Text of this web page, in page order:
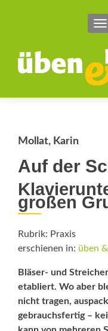
Mollat, Karin
Auf der
großen
Rubrik: Praxis
erschienen in: üben
Bläser- und
etabliert. Wo aber
nicht tragen,
gebrauchsfertig –